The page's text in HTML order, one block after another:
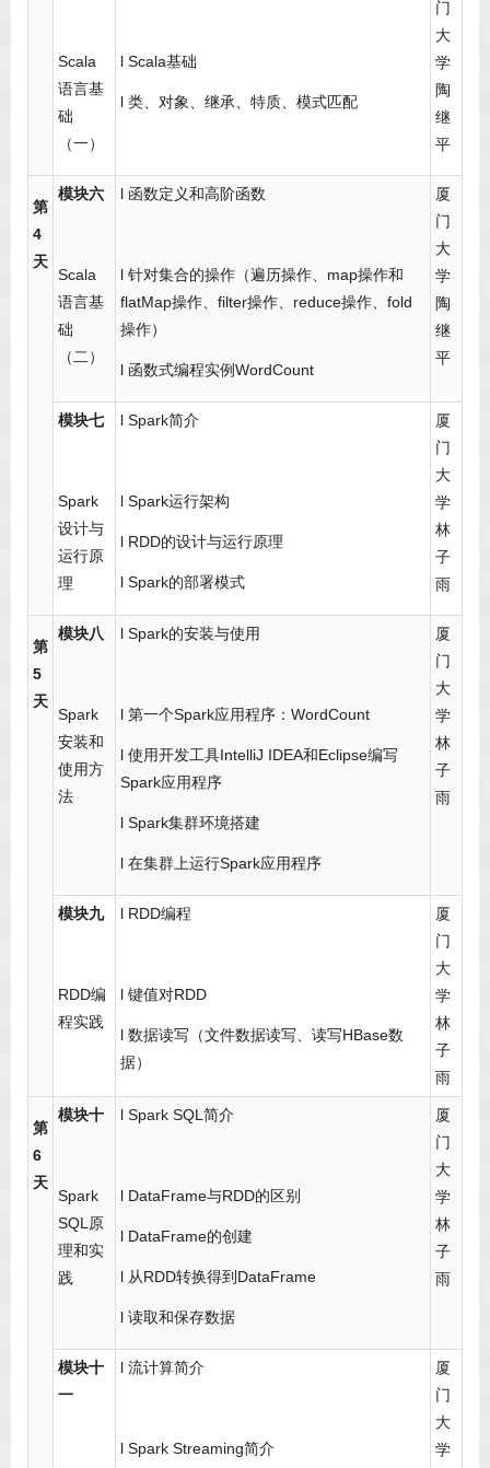
Scala
语言基
础
（一）
l Scala基础
l 类、对象、继承、特质、模式匹配
门
大
学
陶
继
平
第
4
天
模块六
Scala
语言基
础
（二）
l 函数定义和高阶函数
l 针对集合的操作（遍历操作、map操作和
flatMap操作、filter操作、reduce操作、fold
操作）
l 函数式编程实例WordCount
厦
门
大
学
陶
继
平
模块七
Spark
设计与
运行原
理
l Spark简介
l Spark运行架构
l RDD的设计与运行原理
l Spark的部署模式
厦
门
大
学
林
子
雨
第
5
天
模块八
Spark
安装和
使用方
法
l Spark的安装与使用
l 第一个Spark应用程序：WordCount
l 使用开发工具IntelliJ IDEA和Eclipse编写
Spark应用程序
l Spark集群环境搭建
l 在集群上运行Spark应用程序
厦
门
大
学
林
子
雨
模块九
RDD编
程实践
l RDD编程
l 键值对RDD
l 数据读写（文件数据读写、读写HBase数
据）
厦
门
大
学
林
子
雨
第
6
天
模块十
Spark
SQL原
理和实
践
l Spark SQL简介
l DataFrame与RDD的区别
l DataFrame的创建
l 从RDD转换得到DataFrame
l 读取和保存数据
厦
门
大
学
林
子
雨
模块十
一
l 流计算简介
l Spark Streaming简介
厦
门
大
学